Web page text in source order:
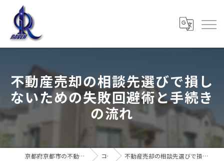
不動産売却の相談先選びで損し
ないための失敗回避術と手続き
の流れ
京都府京都市の不動産売却なら株式会社RAVEN コラム 不動産売却の相談先選びで損しないための失敗回避術と手続きの流れ